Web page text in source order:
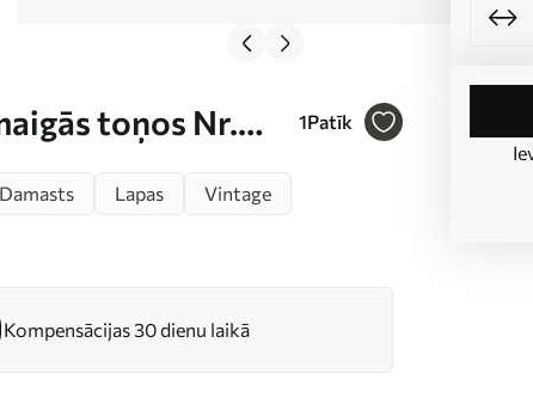
toņos Nr.
1Patīk
Damasts Lapas
Vintage
Kompensācijas 30 dienu laikā